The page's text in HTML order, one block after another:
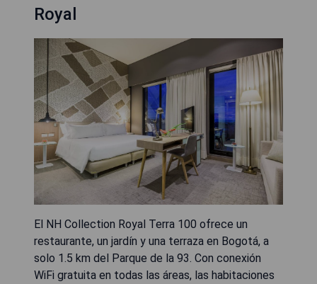
Royal
El NH Collection Royal Terra 100 ofrece un
restaurante, un jardín y una terraza en Bogotá, a
solo 1.5 km del Parque de la 93. Con conexión
WiFi gratuita en todas las áreas, las habitaciones